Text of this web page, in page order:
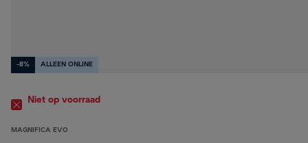
-8% ALLEEN ONLINE
Niet op voorraad
MAGNIFICA EVO